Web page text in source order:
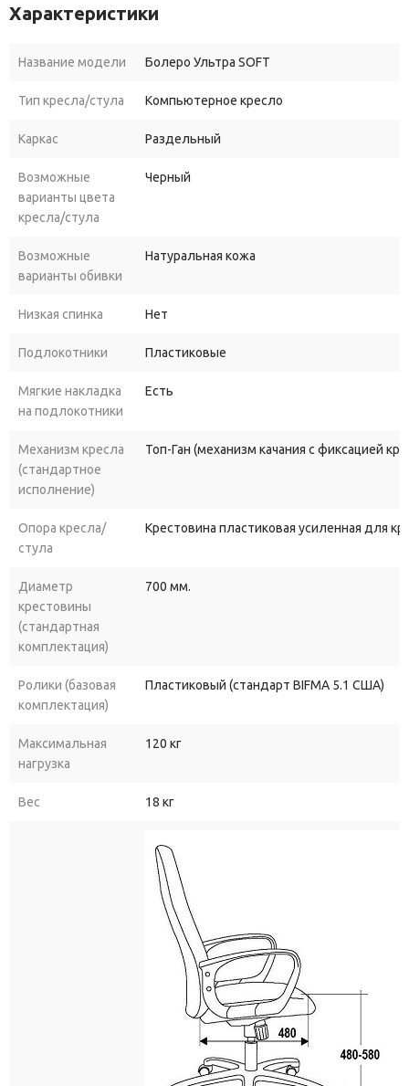
Характеристики
Название модели Болеро Ультра SOFT
Тип кресла/стула Компьютерное кресло
Каркас Раздельный
Возможные
варианты цвета
кресла/стула
Черный
Возможные
варианты обивки
Натуральная кожа
Низкая спинка Нет
Подлокотники Пластиковые
Мягкие накладка
на подлокотники
Есть
Механизм кресла
(стандартное
исполнение)
Топ-Ган (механизм качания с фиксацией
Опора кресла/
стула
Крестовина пластиковая усиленная для
Диаметр
крестовины
(стандартная
комплектация)
700 мм.
Ролики (базовая
комплектация)
Пластиковый (стандарт BIFMA 5.1 США)
Максимальная
нагрузка
120 кг
Вес 18 кг